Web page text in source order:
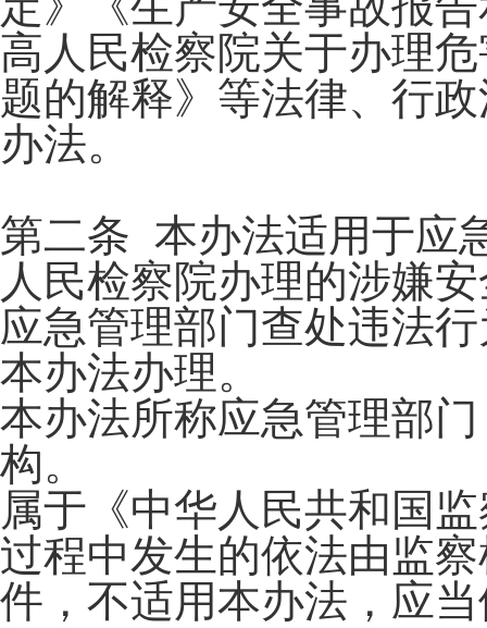
高人民检察院关于办理
题的解释》等法律、行
办法。
第二条 本办法适用于应
人民检察院办理的涉嫌
应急管理部门查处违法
本办法办理。
本办法所称应急管理部
构。
属于《中华人民共和国
过程中发生的依法由监
件，不适用本办法，应